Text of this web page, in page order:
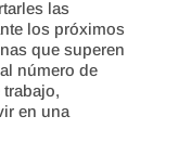
las
los próximos
que superen
número de
en una